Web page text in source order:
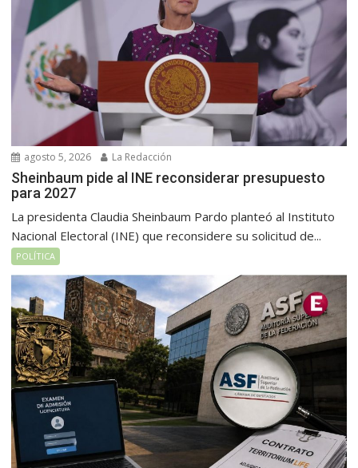
agosto 5, 2026 La Redacción
Sheinbaum pide al INE reconsiderar presupuesto
para 2027
La presidenta Claudia Sheinbaum Pardo planteó al Instituto
Nacional Electoral (INE) que reconsidere su solicitud de...
POLÍTICA